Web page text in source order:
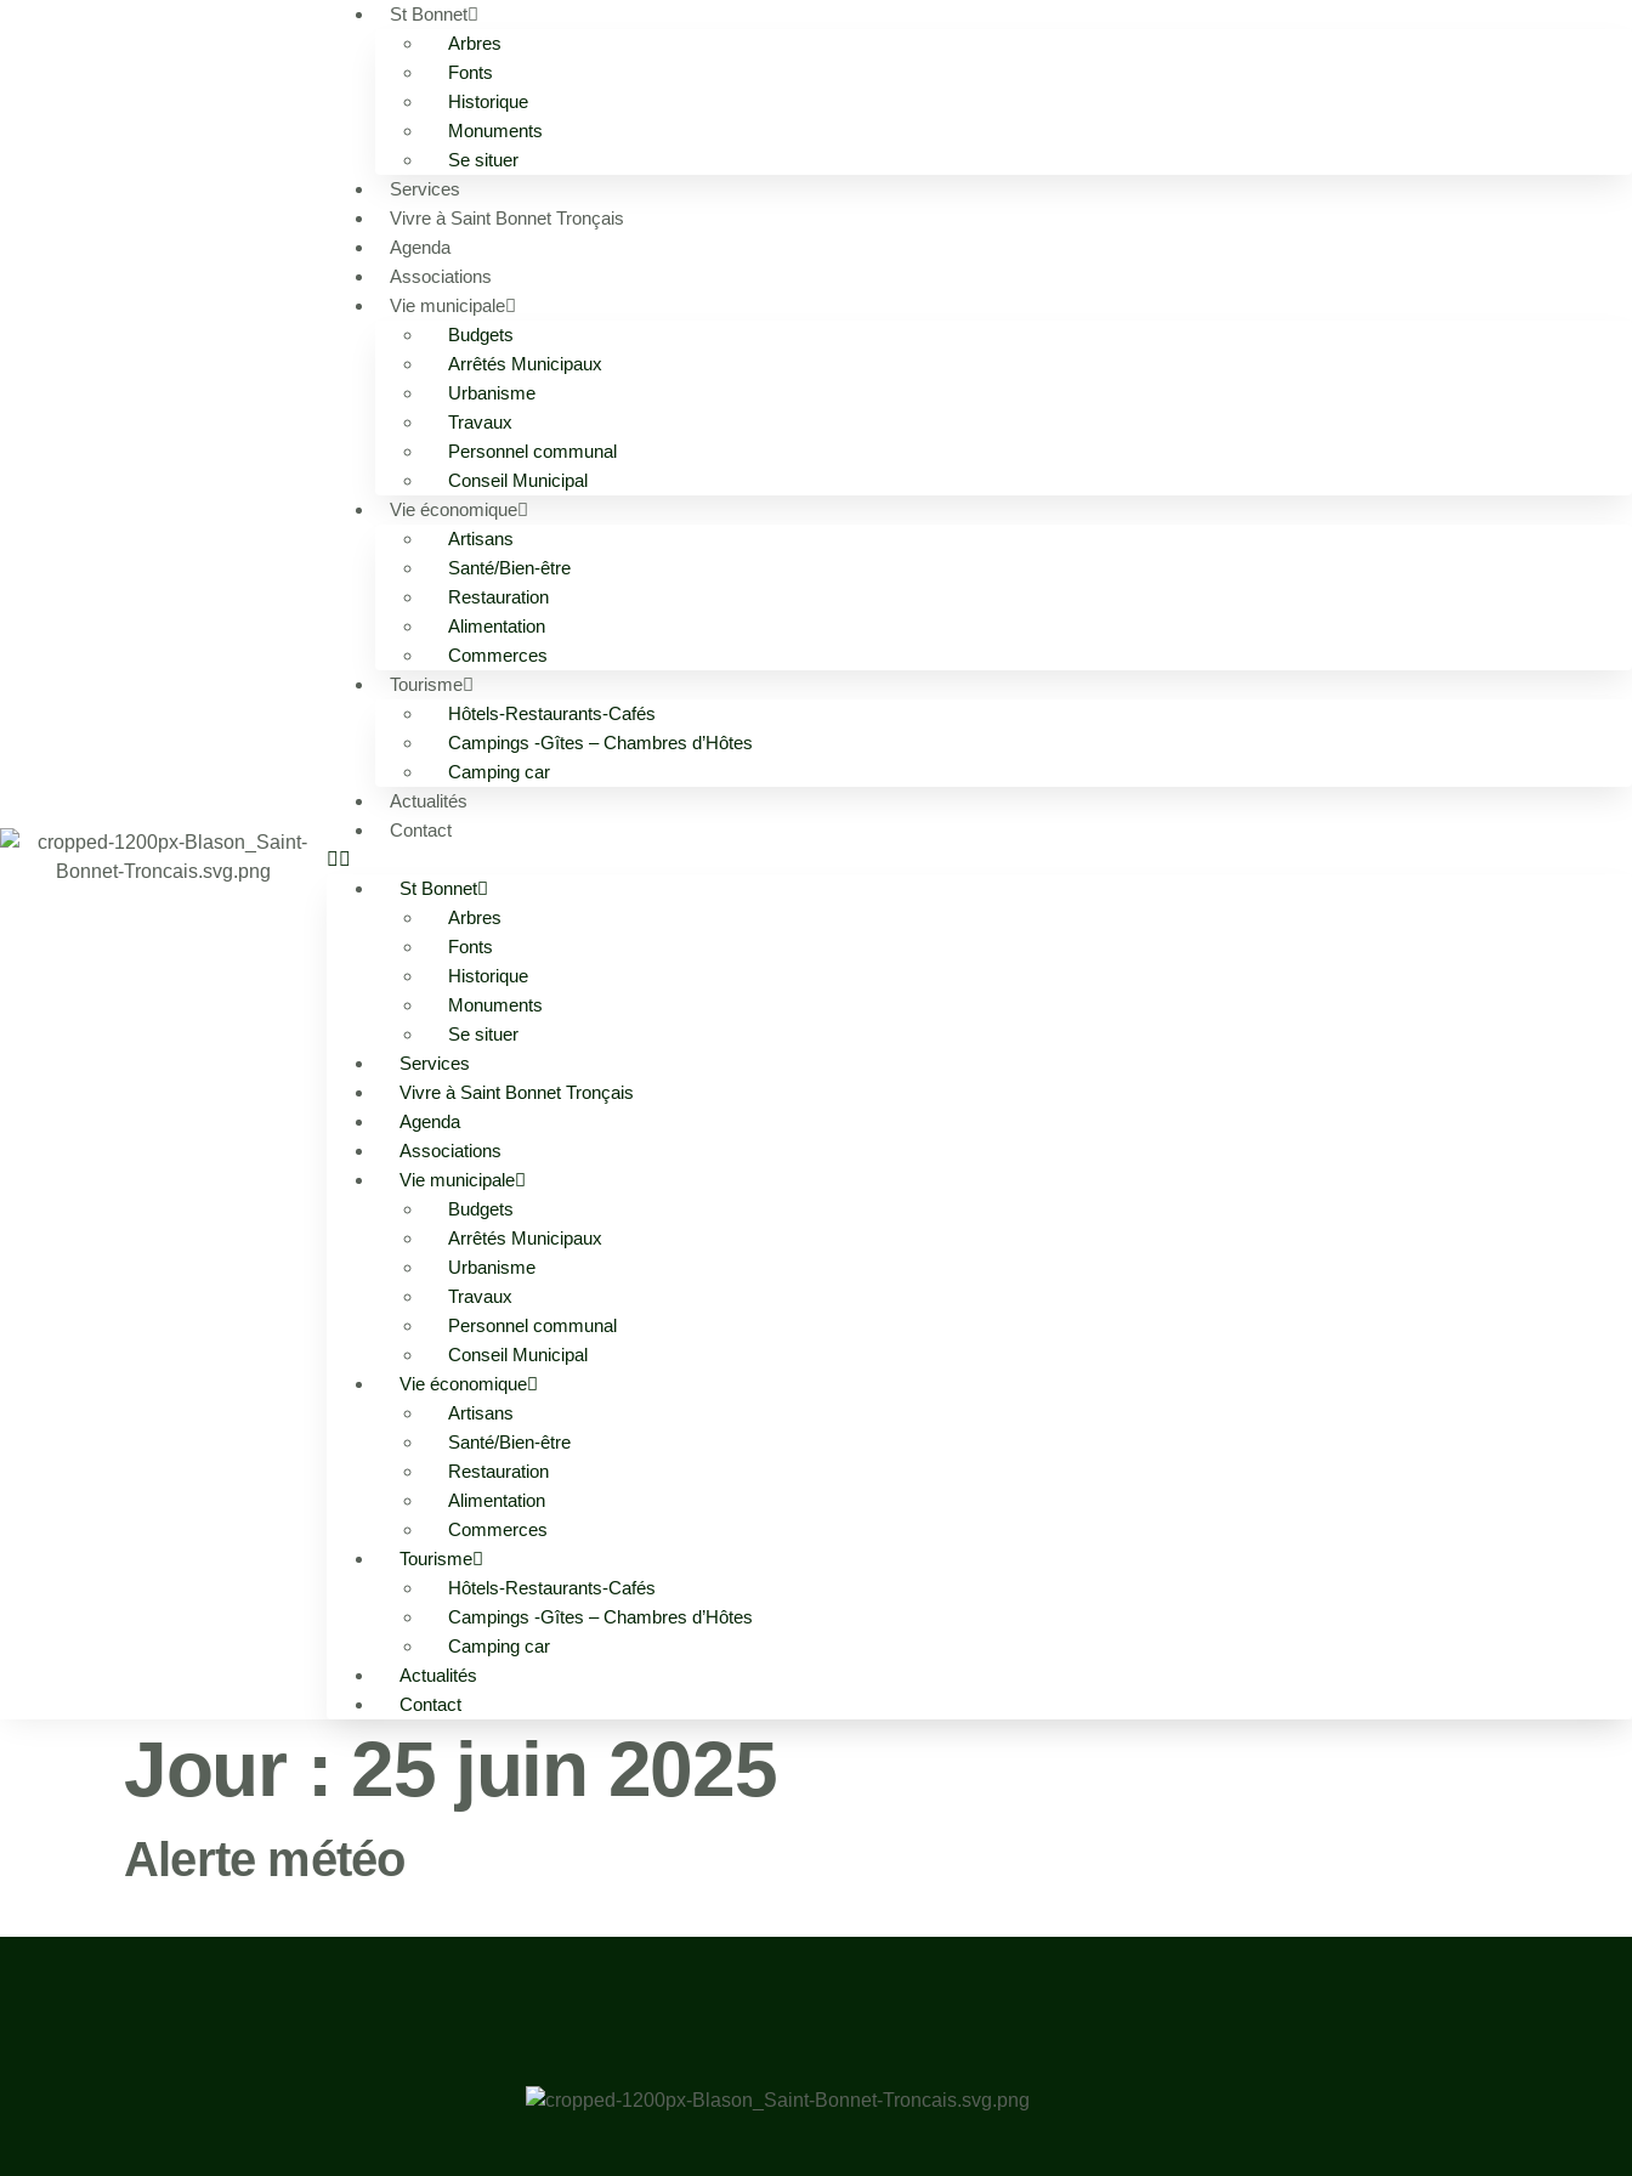
St Bonnet
Arbres
Fonts
Historique
Monuments
Se situer
Services
Vivre à Saint Bonnet Tronçais
Agenda
Associations
Vie municipale
Budgets
Arrêtés Municipaux
Urbanisme
Travaux
Personnel communal
Conseil Municipal
Vie économique
Artisans
Santé/Bien-être
Restauration
Alimentation
Commerces
Tourisme
Hôtels-Restaurants-Cafés
Campings -Gîtes – Chambres d’Hôtes
Camping car
Actualités
Contact
St Bonnet
Arbres
Fonts
Historique
Monuments
Se situer
Services
Vivre à Saint Bonnet Tronçais
Agenda
Associations
Vie municipale
Budgets
Arrêtés Municipaux
Urbanisme
Travaux
Personnel communal
Conseil Municipal
Vie économique
Artisans
Santé/Bien-être
Restauration
Alimentation
Commerces
Tourisme
Hôtels-Restaurants-Cafés
Campings -Gîtes – Chambres d’Hôtes
Camping car
Actualités
Contact
Jour : 25 juin 2025
Alerte météo